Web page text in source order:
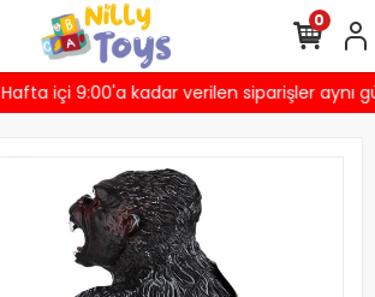
Hafta içi 9:00'a kadar verilen siparişler aynı
0